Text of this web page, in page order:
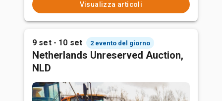
Visualizza articoli
9 set - 10 set 2 evento del giorno
Netherlands Unreserved Auction,
NLD